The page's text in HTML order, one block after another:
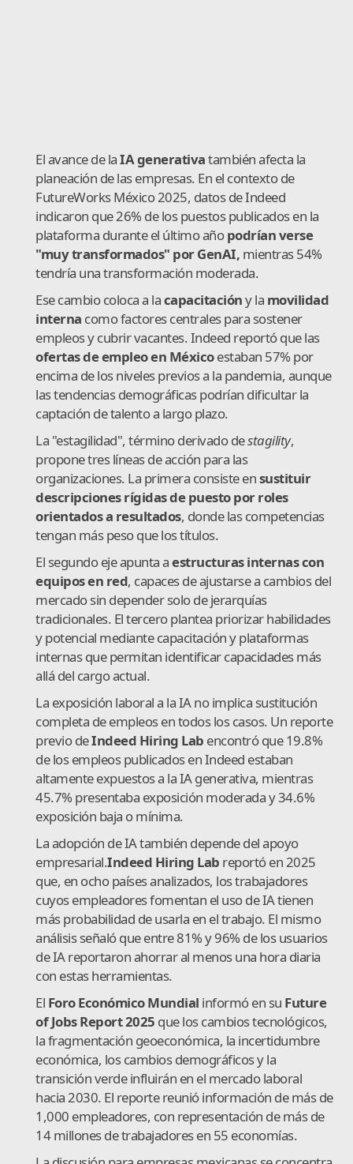
El avance de laIA generativatambién afecta la
planeación de las empresas. En el contexto de
FutureWorks México 2025, datos de Indeed
indicaron que 26% de los puestos publicados en la
plataforma durante el último añopodrían verse
"muy transformados" por GenAI, mientras 54%
tendría una transformación moderada.
Ese cambio coloca a lacapacitacióny la movilidad
interna como factores centrales para sostener
empleos y cubrir vacantes. Indeed reportó que las
ofertas de empleo en Méxicoestaban 57% por
encima de los niveles previos a la pandemia, aunque
las tendencias demográficas podrían dificultar la
captación de talento a largo plazo.
La "estagilidad", término derivado destagility,
propone tres líneas de acción para las
organizaciones. La primera consiste ensustituir
descripciones rígidas de puesto por roles
orientados a resultados, donde las competencias
tengan más peso que los títulos.
El segundo eje apunta aestructuras internas con
equipos en red, capaces de ajustarse a cambios del
mercado sin depender solo de jerarquías
tradicionales. El tercero plantea priorizar habilidades
y potencial mediante capacitación y plataformas
internas que permitan identificar capacidades más
allá del cargo actual.
La exposición laboral a la IA no implica sustitución
completa de empleos en todos los casos. Un reporte
previo deIndeed Hiring Lab encontró que 19.8%
de los empleos publicados en Indeed estaban
altamente expuestos a la IA generativa, mientras
45.7% presentaba exposición moderada y 34.6%
exposición baja o mínima.
La adopción de IA también depende del apoyo
empresarial.Indeed Hiring Lab reportó en 2025
que, en ocho países analizados, los trabajadores
cuyos empleadores fomentan el uso de IA tienen
más probabilidad de usarla en el trabajo. El mismo
análisis señaló que entre 81% y 96% de los usuarios
de IA reportaron ahorrar al menos una hora diaria
con estas herramientas.
El Foro Económico Mundial informó en su Future
of Jobs Report 2025 que los cambios tecnológicos,
la fragmentación geoeconómica, la incertidumbre
económica, los cambios demográficos y la
transición verde influirán en el mercado laboral
hacia 2030. El reporte reunió información de más de
1,000 empleadores, con representación de más de
14 millones de trabajadores en 55 economías.